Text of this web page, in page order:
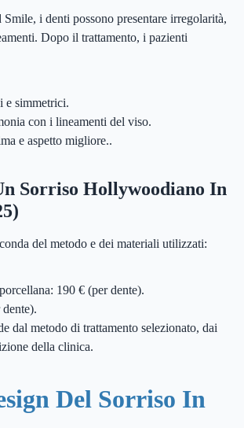
i denti possono presentare irregolarità,
Dopo il trattamento, i pazienti
e simmetrici.
con i lineamenti del viso.
e aspetto migliore..
Sorriso Hollywoodiano In
del metodo e dei materiali utilizzati:
190 € (per dente).
dal metodo di trattamento selezionato, dai
della clinica.
Del Sorriso In